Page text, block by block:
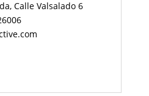
Calle Valsalado 6